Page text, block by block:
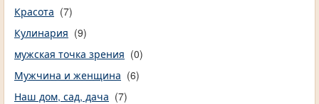
Красота (7)
Кулинария (9)
мужская точка зрения (0)
Мужчина и женщина (6)
Наш дом, сад, дача (7)